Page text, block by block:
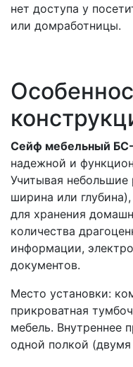
нет доступа у
или домработницы.
Сейф мебельный
надежной и
Учитывая
ширина или
для хранения
количества
информации,
документов.
Место установки:
прикроватная
мебель. Внутреннее
одной полкой